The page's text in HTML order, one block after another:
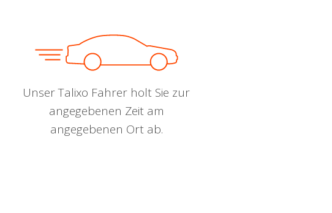
Unser Talixo Fahrer holt Sie zur
angegebenen Zeit am
angegebenen Ort ab.